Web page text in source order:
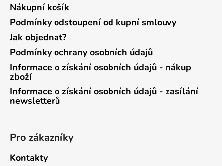
Nákupní košík
Podmínky odstoupení od kupní smlouvy
Jak objednat?
Podmínky ochrany osobních údajů
Informace o získání osobních údajů - nákup
zboží
Informace o získání osobních údajů - zasílání
newsletterů
Pro zákazníky
Kontakty